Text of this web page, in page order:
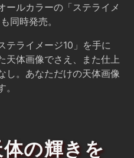
ールカラーの「ステライメ
同時発売。
テライメージ10」を手に
天体画像でさえ、また仕上
し。あなただけの天体画像
の輝きを